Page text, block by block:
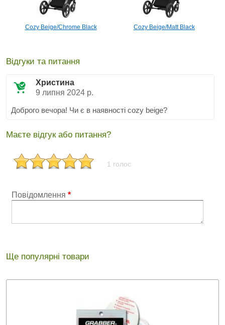
Cozy Beige/Chrome Black Cozy Beige/Matt Black
Відгуки та питання
Христина
9 липня 2024 р.
Доброго вечора! Чи є в наявності cozy beige?
Маєте відгук або питання?
1 голос
Повідомлення *
Ще популярні товари